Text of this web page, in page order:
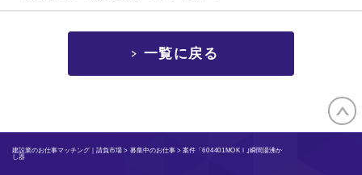
一覧に戻る
建設業のお仕事マッチング｜請負市場 > 募集中のお仕事> 案件「604401MOKＩ｣瞬間湯沸か
し器